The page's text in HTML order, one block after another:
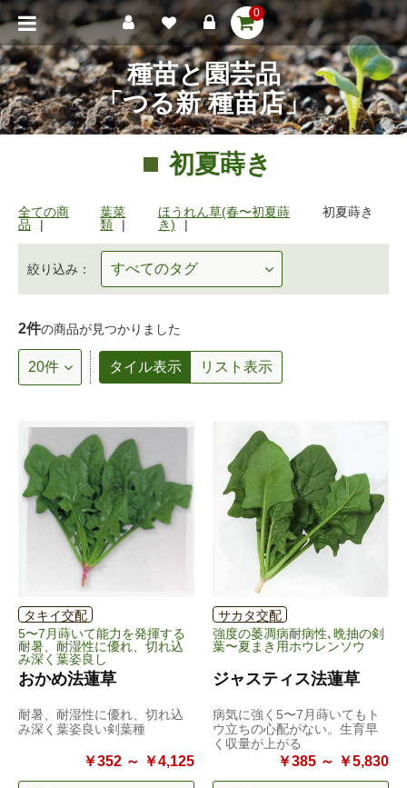
0
種苗と園芸品
「つる新 種苗店」
初夏蒔き
全ての商
品
葉菜
類
ほうれん草(春〜初夏蒔
き)
初夏蒔き
絞り込み：
2件の商品が見つかりました
タイル表示 リスト表示
タキイ交配
5〜7月蒔いて能力を発揮する
耐暑、耐湿性に優れ、切れ込
み深く葉姿良し
おかめ法蓮草
耐暑、耐湿性に優れ、切れ込
み深く葉姿良い剣葉種
￥352 ～ ￥4,125
サカタ交配
強度の萎凋病耐病性､晩抽の剣
葉〜夏まき用ホウレンソウ
ジャスティス法蓮草
病気に強く5〜7月蒔いてもト
ウ立ちの心配がない。生育早
く収量が上がる
￥385 ～ ￥5,830